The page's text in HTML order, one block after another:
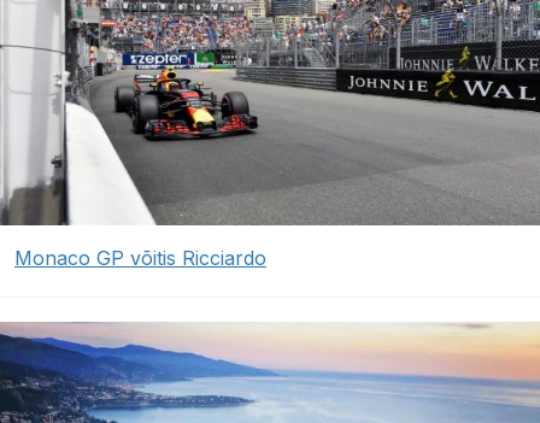
Monaco GP võitis Ricciardo